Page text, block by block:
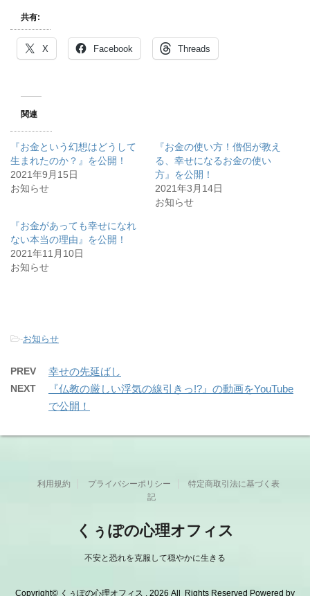
共有:
X Facebook Threads
関連
『お金という幻想はどうして
生まれたのか？』を公開！
2021年9月15日
お知らせ
『お金の使い方！僧侶が教え
る、幸せになるお金の使い
方』を公開！
2021年3月14日
お知らせ
『お金があっても幸せになれ
ない本当の理由』を公開！
2021年11月10日
お知らせ
-お知らせ
PREV 幸せの先延ばし
NEXT
『仏教の厳しい浮気の線引きっ!?』の動画をYouTube
で公開！
利用規約 プライバシーポリシー
特定商取引法に基づく表
記
くぅぽの心理オフィス
不安と恐れを克服して穏やかに生きる
Copyright© くぅぽの心理オフィス , 2026 All Rights Reserved Powered by